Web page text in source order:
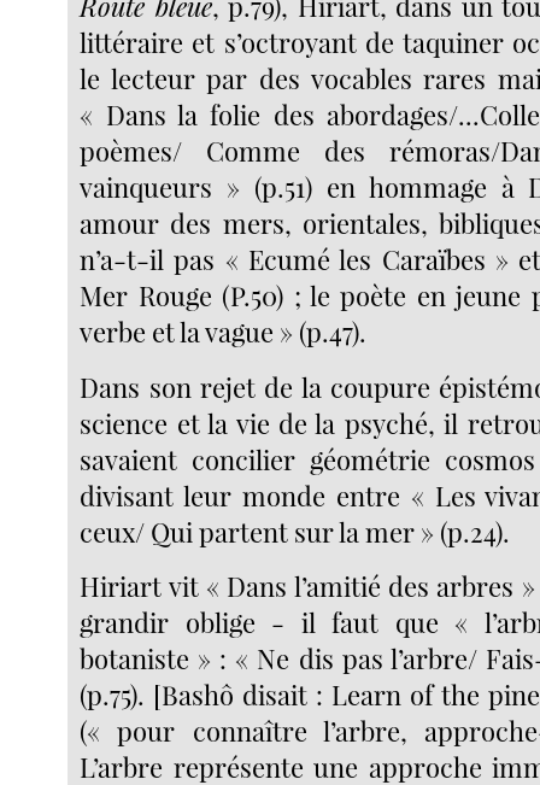
littéraire et s’octroyant de taquiner
le lecteur par des vocables rares
« Dans la folie des abordages/
poèmes/ Comme des rémoras/
vainqueurs » (p.51) en hommage à
amour des mers, orientales,
n’a-t-il pas « Ecumé les Caraïbes »
Mer Rouge (P.50) ; le poète en
verbe et la vague » (p.47).
Dans son rejet de la coupure
science et la vie de la psyché, il
savaient concilier géométrie
divisant leur monde entre « Les
ceux/ Qui partent sur la mer » (p.24).
Hiriart vit « Dans l’amitié des arbres
grandir oblige - il faut que «
botaniste » : « Ne dis pas l’arbre/
(p.75). [Bashô disait : Learn of the
(« pour connaître l’arbre,
L’arbre représente une approche